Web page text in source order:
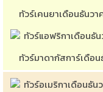
ทัวร์เคนยาเดือนธันว
ทัวร์แอฟริกาเดือนธั
ทัวร์มาดากัสการ์เดือ
ทัวร์อเมริกาเดือนธัน